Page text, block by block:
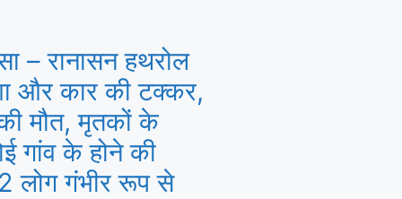
– रानासन हथरोल
और कार की टक्कर,
मौत, मृतकों के
गांव के होने की
लोग गंभीर रूप से